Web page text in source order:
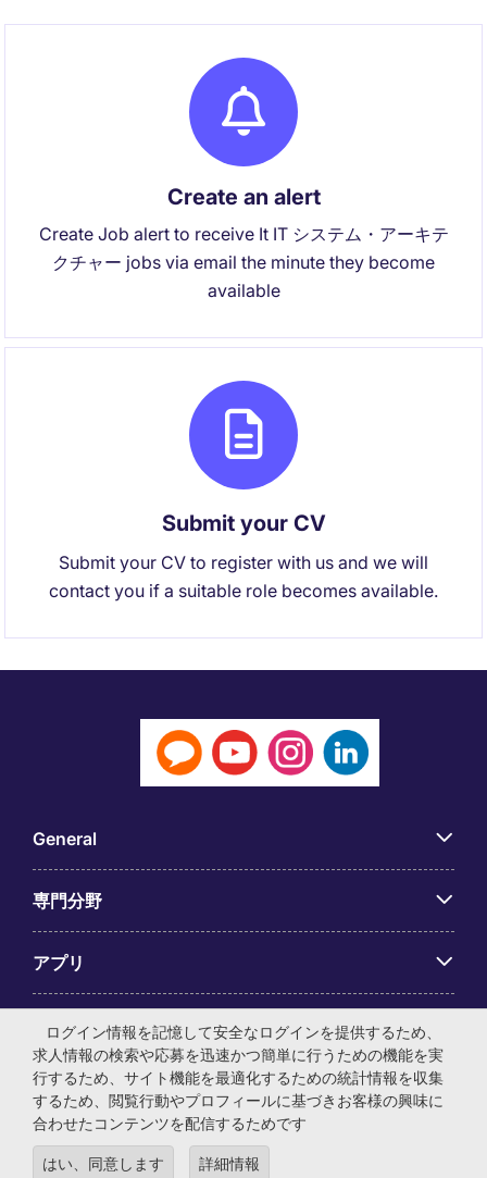
Create an alert
Create Job alert to receive It IT システム・アーキテ
クチャー jobs via email the minute they become
available
Submit your CV
Submit your CV to register with us and we will
contact you if a suitable role becomes available.
General
専門分野
アプリ
Employer Centre
© マイケル・ペイジ・インターナショナル・ジャパン株式会
社 法人番号：0104-01-043253 本社所在地：〒105-0001 東
ログイン情報を記憶して安全なログインを提供するため、
求人情報の検索や応募を迅速かつ簡単に行うための機能を実
行するため、サイト機能を最適化するための統計情報を収集
するため、閲覧行動やプロフィールに基づきお客様の興味に
合わせたコンテンツを配信するためです
はい、同意します 詳細情報